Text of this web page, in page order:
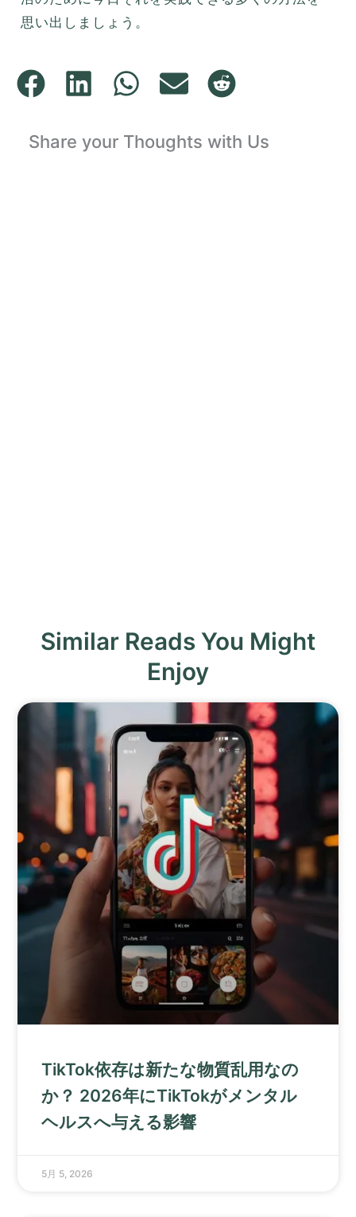
思い出しましょう。
Share your Thoughts with Us
Similar Reads You Might
Enjoy
TikTok依存は新たな物質乱用なの
か？ 2026年にTikTokがメンタル
ヘルスへ与える影響
5月 5, 2026